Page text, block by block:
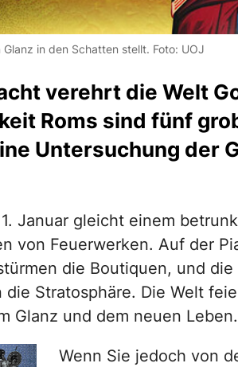
in den Schatten stellt. Foto: UOJ
verehrt die Welt
Roms sind fünf
Untersuchung der
Januar gleicht einem
von Feuerwerken. Auf der
die Boutiquen, und
die Stratosphäre. Die Welt
Glanz und dem neuen Leben.
Wenn Sie jedoch von